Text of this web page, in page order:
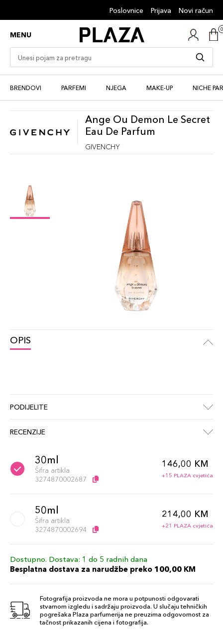
Poslovnice Prijava Novi račun
MENU
BRENDOVI PARFEMI NJEGA MAKE-UP NICHE
Ange Ou Demon Le Secret
Eau De Parfum
GIVENCHY
OPIS
PODIJELITE
RECENZIJE
30ml
Šifra artikla
3274870002687
146,00 KM
+15 PLAZA cvjetića
50ml
Šifra artikla
3274870002694
214,00 KM
+21 PLAZA cvjetića
Dostupno. Dostava: 1 do 5 radnih dana
Besplatna dostava za narudžbe preko 100,00 KM
Fotografija proizvoda ne mora u potpunosti odgovarati
stvarnom izgledu i sadržaju proizvoda. U slučaju tehničkih
pogrešaka Plaza parfumerija ne preuzima odgovornost za
tačnost prikazanih cijena i fotografija.